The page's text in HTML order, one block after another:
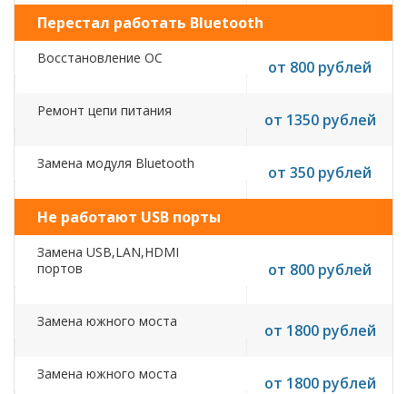
Перестал работать Bluetooth
Восстановление ОС от 800 рублей
Ремонт цепи питания от 1350 рублей
Замена модуля Bluetooth от 350 рублей
Не работают USB порты
Замена USB,LAN,HDMI
портов
от 800 рублей
Замена южного моста от 1800 рублей
Замена южного моста от 1800 рублей